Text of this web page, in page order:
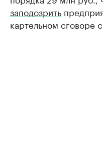
заподозрить
картельном сговоре